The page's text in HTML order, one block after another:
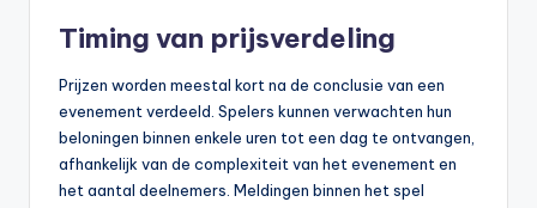
Timing van prijsverdeling
Prijzen worden meestal kort na de conclusie van een
evenement verdeeld. Spelers kunnen verwachten hun
beloningen binnen enkele uren tot een dag te ontvangen,
afhankelijk van de complexiteit van het evenement en
het aantal deelnemers. Meldingen binnen het spel